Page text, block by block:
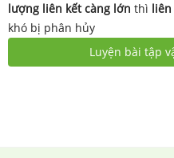
lượng liên kết càng lớn thì liên
khó bị phân hủy
Luyện bài tập